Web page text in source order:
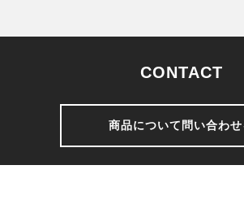
CONTACT
商品について問い合わせ